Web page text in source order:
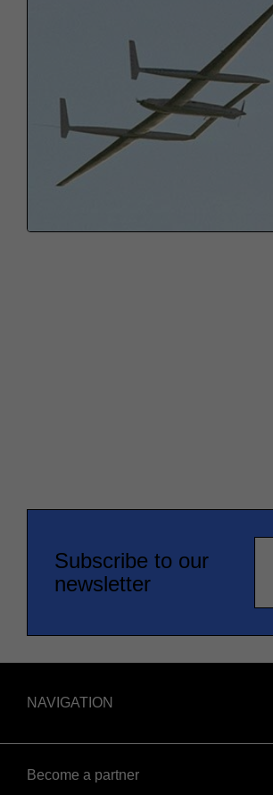
Subscribe to our
newsletter
NAVIGATION
Become a partner